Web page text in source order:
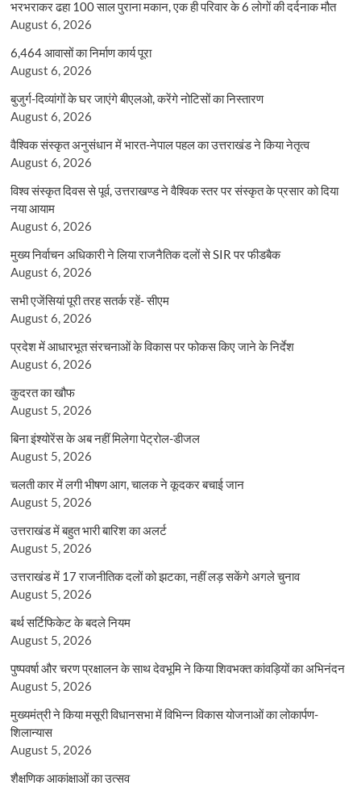
भरभराकर ढहा 100 साल पुराना मकान, एक ही परिवार के 6 लोगों की दर्दनाक मौत
August 6, 2026
6,464 आवासों का निर्माण कार्य पूरा
August 6, 2026
बुजुर्ग-दिव्यांगों के घर जाएंगे बीएलओ, करेंगे नोटिसों का निस्तारण
August 6, 2026
वैश्विक संस्कृत अनुसंधान में भारत-नेपाल पहल का उत्तराखंड ने किया नेतृत्व
August 6, 2026
विश्व संस्कृत दिवस से पूर्व, उत्तराखण्ड ने वैश्विक स्तर पर संस्कृत के प्रसार को दिया
नया आयाम
August 6, 2026
मुख्य निर्वाचन अधिकारी ने लिया राजनैतिक दलों से SIR पर फीडबैक
August 6, 2026
सभी एजेंसियां पूरी तरह सतर्क रहें- सीएम
August 6, 2026
प्रदेश में आधारभूत संरचनाओं के विकास पर फोकस किए जाने के निर्देश
August 6, 2026
कुदरत का खौफ
August 5, 2026
बिना इंश्योरेंस के अब नहीं मिलेगा पेट्रोल-डीजल
August 5, 2026
चलती कार में लगी भीषण आग, चालक ने कूदकर बचाई जान
August 5, 2026
उत्तराखंड में बहुत भारी बारिश का अलर्ट
August 5, 2026
उत्तराखंड में 17 राजनीतिक दलों को झटका, नहीं लड़ सकेंगे अगले चुनाव
August 5, 2026
बर्थ सर्टिफिकेट के बदले नियम
August 5, 2026
पुष्पवर्षा और चरण प्रक्षालन के साथ देवभूमि ने किया शिवभक्त कांवड़ियों का अभिनंदन
August 5, 2026
मुख्यमंत्री ने किया मसूरी विधानसभा में विभिन्न विकास योजनाओं का लोकार्पण-
शिलान्यास
August 5, 2026
शैक्षणिक आकांक्षाओं का उत्सव